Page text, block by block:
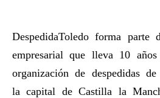
DespedidaToledo forma parte
empresarial que lleva 10
organización de despedidas
la capital de Castilla la